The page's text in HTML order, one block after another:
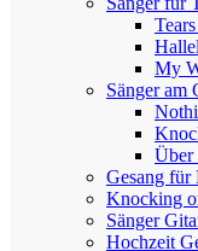
My
Sänger am
Über
Gesang für
Knocking
Sänger
Hochzeit